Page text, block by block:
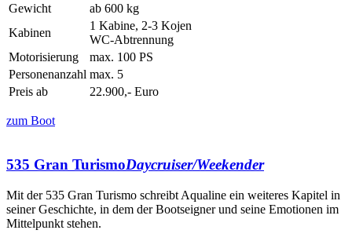
Gewicht
ab 600 kg
Kabinen
1 Kabine, 2-3 Kojen
WC-Abtrennung
Motorisierung
max. 100 PS
Personenanzahl max. 5
Preis ab
22.900,- Euro
zum Boot
535 Gran TurismoDaycruiser/Weekender
Mit der 535 Gran Turismo schreibt Aqualine ein weiteres Kapitel in
seiner Geschichte, in dem der Bootseigner und seine Emotionen im
Mittelpunkt stehen.